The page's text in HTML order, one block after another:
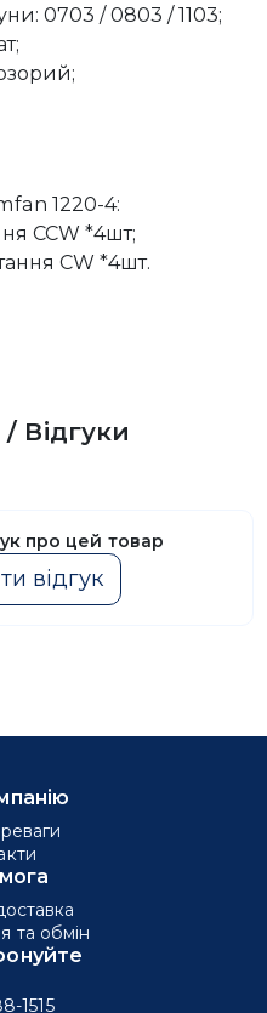
0703 / 0803 / 1103;
1220-4:
CCW *4шт;
CW *4шт.
Відгуки
про цей товар
відгук
1515
та обмін